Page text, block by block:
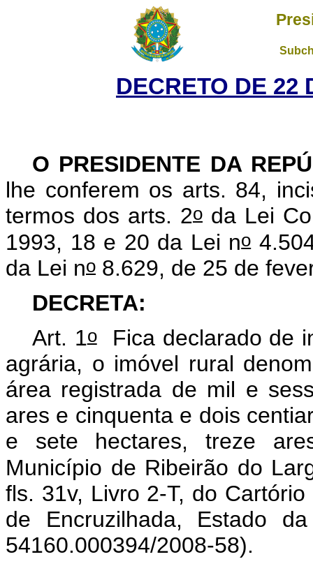
DECRETO DE 22
O PRESIDENTE DA
lhe conferem os arts. 84,
termos dos arts. 2o da Lei
1993, 18 e 20 da Lei no
da Lei no 8.629, de 25 de
DECRETA:
Art. 1oFica declarado de
agrária, o imóvel rural
área registrada de mil e
ares e cinquenta e dois
e sete hectares, treze
Município de Ribeirão do
fls. 31v, Livro 2-T, do
de Encruzilhada, Estado
54160.000394/2008-58).